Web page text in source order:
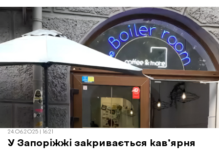
Новини
Відбудова Запоріжжя
Ексклюзив
Бізнес
Шлях додому
Колонки
Про нас
Редакційна політика
24.06.2025 | 16:21
У Запоріжжі закривається кав’ярня